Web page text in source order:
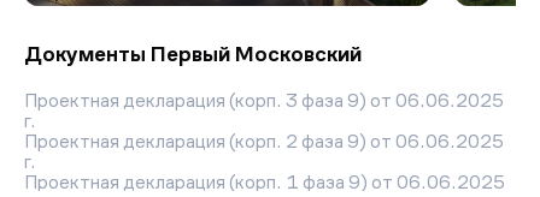
Документы Первый Московский
Проектная декларация (корп. 3 фаза 9) от 06.06.2025
г.
Проектная декларация (корп. 2 фаза 9) от 06.06.2025
г.
Проектная декларация (корп. 1 фаза 9) от 06.06.2025